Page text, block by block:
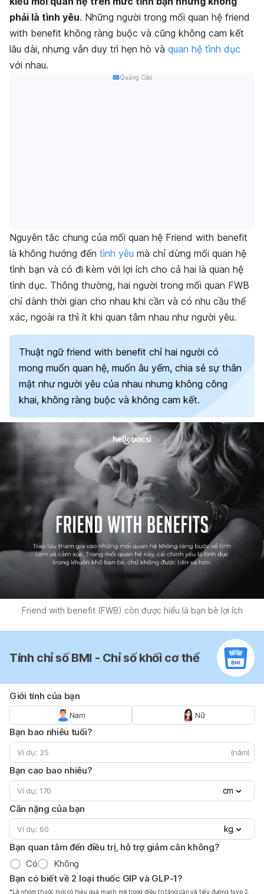
phải là tình yêu. Những người trong mối quan hệ friend
with benefit không ràng buộc và cũng không cam kết
lâu dài, nhưng vẫn duy trì hẹn hò và quan hệ tình dục
với nhau.
Quảng Cáo
Nguyên tắc chung của mối quan hệ Friend with benefit
là không hướng đến tình yêu mà chỉ dừng mối quan hệ
tình bạn và có đi kèm với lợi ích cho cả hai là quan hệ
tình dục. Thông thường, hai người trong mối quan FWB
chỉ dành thời gian cho nhau khi cần và có nhu cầu thể
xác, ngoài ra thì ít khi quan tâm nhau như người yêu.
Thuật ngữ friend with benefit chỉ hai người có
mong muốn quan hệ, muốn âu yếm, chia sẻ sự thân
mật như người yêu của nhau nhưng không công
khai, không ràng buộc và không cam kết.
Friend with benefit (FWB) còn được hiểu là bạn bè lợi ích
Tính chỉ số BMI - Chỉ số khối cơ thể
Giới tính của bạn
Nam Nữ
Bạn bao nhiêu tuổi?
(năm)
Bạn cao bao nhiêu?
cm
Cân nặng của bạn
kg
Bạn quan tâm đến điều trị, hỗ trợ giảm cân không?
Có
Không
Bạn có biết về 2 loại thuốc GIP và GLP-1?
*Là nhóm thuốc mới có hiệu quả mạnh mẽ trong điều trị tăng cần và tiểu đường tuýp 2.